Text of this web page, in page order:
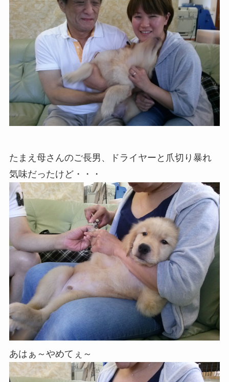
たまえ母さんのご長男、ドライヤーと爪切り暴れ
気味だったけど・・・
あはぁ～やめてぇ～